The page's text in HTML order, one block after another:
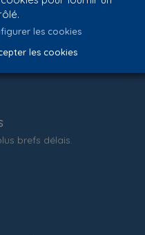
brefs délais.
les cookies
les cookies